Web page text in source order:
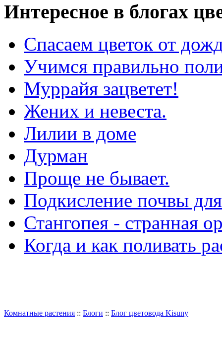
Интересное в блогах
Спасаем цветок от
Учимся правильно
Муррайя зацветет!
Жених и невеста.
Лилии в доме
Дурман
Проще не бывает.
Подкисление почвы
Стангопея - странная
Когда и как поливать
Комнатные растения :: Блоги :: Блог цветовода Kisuny